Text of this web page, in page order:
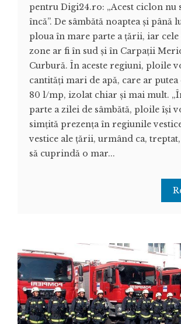
pentru Digi24.ro: „Acest ciclon nu
încă”. De sâmbătă noaptea și până
ploua în mare parte a țării, iar cele
zone ar fi în sud și în Carpații
Curbură. În aceste regiuni, ploile
cantități mari de apă, care ar putea
80 l/mp, izolat chiar și mai mult.
parte a zilei de sâmbătă, ploile își
simțită prezența în regiunile
vestice ale țării, urmând ca, treptat,
să cuprindă o mar...